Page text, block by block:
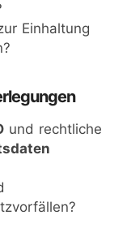
Einhaltung
und rechtliche